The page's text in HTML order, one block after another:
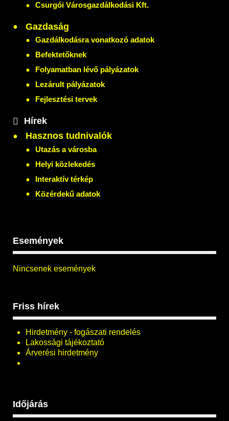
Csurgói Városgazdálkodási Kft.
Gazdaság
Gazdálkodásra vonatkozó adatok
Befektetőknek
Folyamatban lévő pályázatok
Lezárult pályázatok
Fejlesztési tervek
Hírek
Hasznos tudnivalók
Utazás a városba
Helyi közlekedés
Interaktív térkép
Közérdekű adatok
Események
Nincsenek események
Friss hírek
Hirdetmény - fogászati rendelés
Lakossági tájékoztató
Árverési hirdetmény
Időjárás